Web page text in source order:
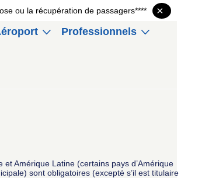
ou la récupération de passagers**** ×
Professionnels
Amérique Latine (certains pays d’Amérique
sont obligatoires (excepté s’il est titulaire